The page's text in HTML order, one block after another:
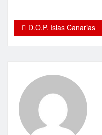
D.O.P. Islas Canarias